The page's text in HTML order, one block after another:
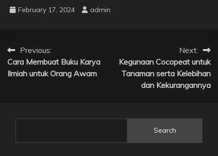
February 17, 2024 admin
Post
navigation
Previous:
Cara Membuat Buku Karya
Ilmiah untuk Orang Awam
Next:
Kegunaan Cocopeat untuk
Tanaman serta Kelebihan
dan Kekurangannya
Search